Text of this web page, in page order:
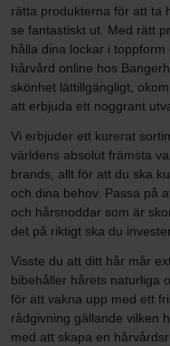
rätta produkterna för att ta
se fantastiskt ut. Med rätt
hålla dina lockar i
hårvård online hos
skönhet lättillgängligt,
att erbjuda ett noggrant
Vi erbjuder ett kurerat
världens absolut främsta
brands, allt för att du ska
och dina behov. Passa på
och hårsnoddar som är
det på riktigt ska du
Visste du att ditt hår mår
bibehåller hårets naturliga
för att vakna upp med ett
rådgivning gällande vilken
med att skapa en